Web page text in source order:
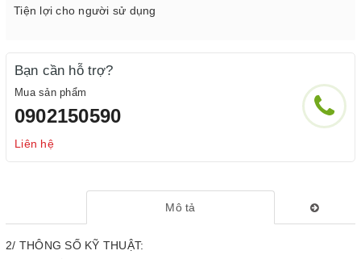
Tiện lợi cho người sử dụng
Bạn cần hỗ trợ?
Mua sản phẩm
0902150590
Liên hệ
Mô tả
2/ THÔNG SỐ KỸ THUẬT: